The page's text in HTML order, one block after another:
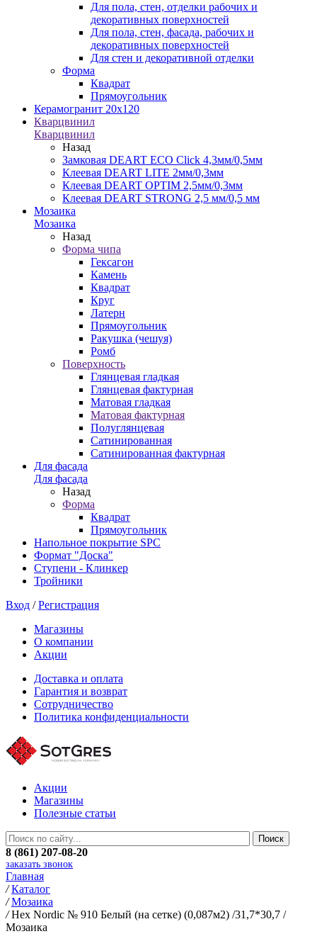
Для пола, стен, отделки рабочих и
декоративных поверхностей
Для пола, стен, фасада, рабочих и
декоративных поверхностей
Для стен и декоративной отделки
Форма
Квадрат
Прямоугольник
Керамогранит 20х120
Кварцвинил
Кварцвинил
Назад
Замковая DEART ECO Click 4,3мм/0,5мм
Клеевая DEART LITE 2мм/0,3мм
Клеевая DEART OPTIM 2,5мм/0,3мм
Клеевая DEART STRONG 2,5 мм/0,5 мм
Мозаика
Мозаика
Назад
Форма чипа
Гексагон
Камень
Квадрат
Круг
Латерн
Прямоугольник
Ракушка (чешуя)
Ромб
Поверхность
Глянцевая гладкая
Глянцевая фактурная
Матовая гладкая
Матовая фактурная
Полуглянцевая
Сатинированная
Сатинированная фактурная
Для фасада
Для фасада
Назад
Форма
Квадрат
Прямоугольник
Напольное покрытие SPC
Формат "Доска"
Ступени - Клинкер
Тройники
Вход /Регистрация
Магазины
О компании
Акции
Доставка и оплата
Гарантия и возврат
Сотрудничество
Политика конфиденциальности
Акции
Магазины
Полезные статьи
8 (861) 207-08-20
заказать звонок
Главная
/ Каталог
/ Мозаика
/ Hex Nordic № 910 Белый (на сетке) (0,087м2) /31,7*30,7 /
Мозаика